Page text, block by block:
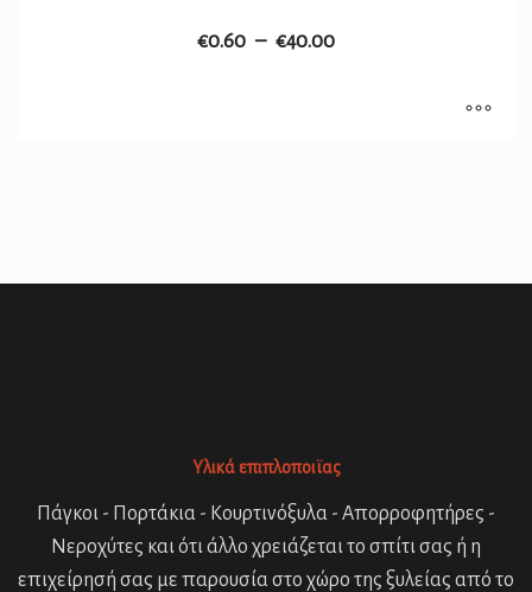
€0.60 – €40.00
Υλικά επιπλοποιϊας
Πάγκοι - Πορτάκια - Κουρτινόξυλα - Απορροφητήρες -
Νεροχύτες και ότι άλλο χρειάζεται το σπίτι σας ή η
επιχείρησή σας με παρουσία στο χώρο της ξυλείας από το